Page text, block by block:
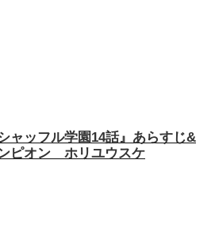
ャッフル学園14話』あらすじ&
ピオン ホリユウスケ